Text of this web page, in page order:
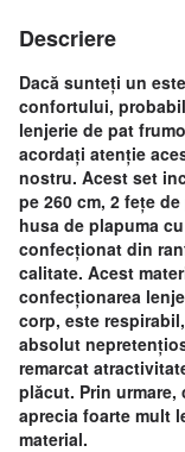
Descriere
Dacă sunteți un
confortului,
lenjerie de pat
acordați atenție
nostru. Acest set
pe 260 cm, 2 fețe
husa de plapuma
confecționat din
calitate. Acest
confecționarea
corp, este
absolut
remarcat
plăcut. Prin
aprecia foarte mult
material.